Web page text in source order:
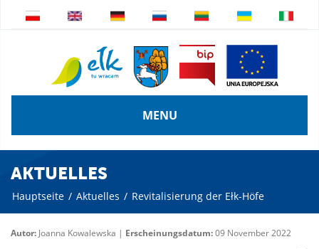
MENU
AKTUELLES
Hauptseite / Aktuelles / Revitalisierung der Ełk-Höfe
Autor: Joanna Kowalewska | Erscheinungsdatum:09 November 2022